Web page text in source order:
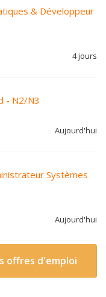
& Développeur
4 jours
- N2/N3
Aujourd'hui
Systèmes
Aujourd'hui
offres d'emploi